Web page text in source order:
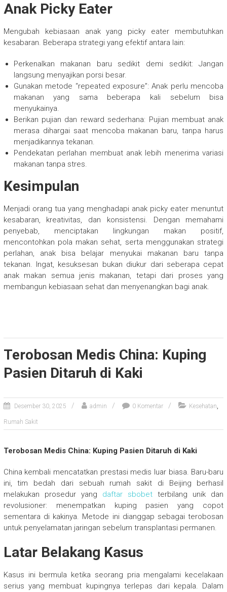
Anak Picky Eater
Mengubah kebiasaan anak yang picky eater membutuhkan
kesabaran. Beberapa strategi yang efektif antara lain:
Perkenalkan makanan baru sedikit demi sedikit: Jangan
langsung menyajikan porsi besar.
Gunakan metode “repeated exposure”: Anak perlu mencoba
makanan yang sama beberapa kali sebelum bisa
menyukainya.
Berikan pujian dan reward sederhana: Pujian membuat anak
merasa dihargai saat mencoba makanan baru, tanpa harus
menjadikannya tekanan.
Pendekatan perlahan membuat anak lebih menerima variasi
makanan tanpa stres.
Kesimpulan
Menjadi orang tua yang menghadapi anak picky eater menuntut
kesabaran, kreativitas, dan konsistensi. Dengan memahami
penyebab, menciptakan lingkungan makan positif,
mencontohkan pola makan sehat, serta menggunakan strategi
perlahan, anak bisa belajar menyukai makanan baru tanpa
tekanan. Ingat, kesuksesan bukan diukur dari seberapa cepat
anak makan semua jenis makanan, tetapi dari proses yang
membangun kebiasaan sehat dan menyenangkan bagi anak.
Terobosan Medis China: Kuping
Pasien Ditaruh di Kaki
Desember 30, 2025 admin 0 Komentar Kesehatan,
Rumah Sakit
Terobosan Medis China: Kuping Pasien Ditaruh di Kaki
China kembali mencatatkan prestasi medis luar biasa. Baru-baru
ini, tim bedah dari sebuah rumah sakit di Beijing berhasil
melakukan prosedur yang daftar sbobet terbilang unik dan
revolusioner: menempatkan kuping pasien yang copot
sementara di kakinya. Metode ini dianggap sebagai terobosan
untuk penyelamatan jaringan sebelum transplantasi permanen.
Latar Belakang Kasus
Kasus ini bermula ketika seorang pria mengalami kecelakaan
serius yang membuat kupingnya terlepas dari kepala. Dalam